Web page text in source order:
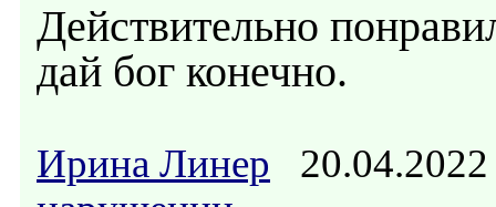
Действительно
дай бог конечно.
Ирина Линер